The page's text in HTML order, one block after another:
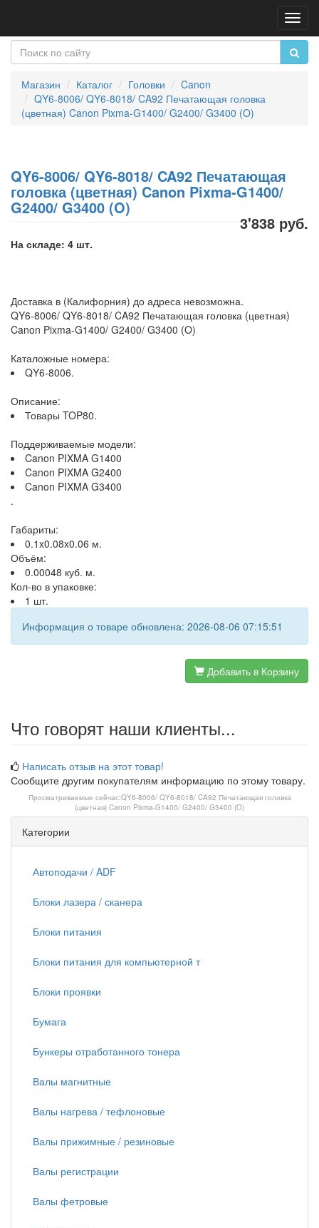
Магазин Каталог Головки
Canon
QY6-8006/ QY6-8018/ CA92 Печатающая головка
(цветная) Canon Pixma-G1400/ G2400/ G3400 (O)
QY6-8006/ QY6-8018/ CA92 Печатающая
головка (цветная) Canon Pixma-G1400/
G2400/ G3400 (O)
3'838 руб.
На складе: 4 шт.
Доставка в (Калифорния) до адреса невозможна.
QY6-8006/ QY6-8018/ CA92 Печатающая головка (цветная)
Canon Pixma-G1400/ G2400/ G3400 (O)
Каталожные номера:
QY6-8006.
Описание:
Товары TOP80.
Поддерживаемые модели:
Canon PIXMA G1400
Canon PIXMA G2400
Canon PIXMA G3400
.
Габариты:
0.1x0.08x0.06 м.
Объём:
0.00048 куб. м.
Кол-во в упаковке:
1 шт.
Информация о товаре обновлена: 2026-08-06 07:15:51
Добавить в Корзину
Что говорят наши клиенты...
Написать отзыв на этот товар!
Сообщите другим покупателям информацию по этому товару.
Просматриваемые сейчас:QY6-8006/ QY6-8018/ CA92 Печатающая головка
(цветная) Canon Pixma-G1400/ G2400/ G3400 (O)
Категории
Автоподачи / ADF
Блоки лазера / сканера
Блоки питания
Блоки питания для компьютерной т
Блоки проявки
Бумага
Бункеры отработанного тонера
Валы магнитные
Валы нагрева / тефлоновые
Валы прижимные / резиновые
Валы регистрации
Валы фетровые